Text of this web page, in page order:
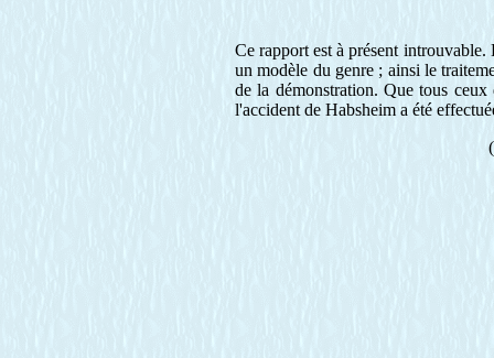
Ce rapport est à présent
un modèle du genre ; ainsi le
de la démonstration. Que tous
l'accident de Habsheim a été